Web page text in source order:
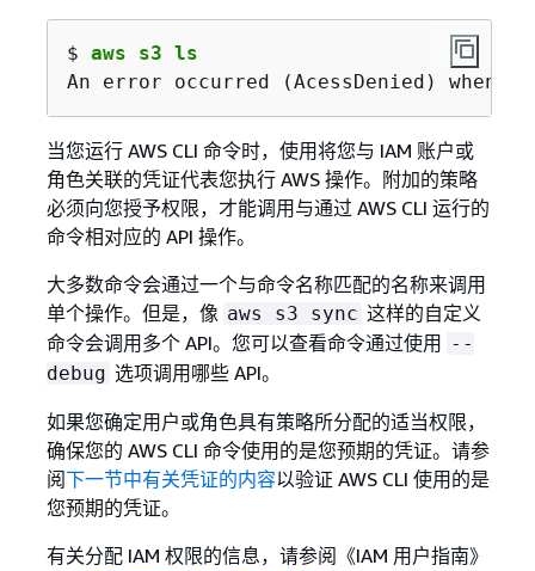
$ aws s3 ls
An error occurred (AcessDenied) when
当您运行 AWS CLI 命令时，使用将您与 IAM 账户或
角色关联的凭证代表您执行 AWS 操作。附加的策略
必须向您授予权限，才能调用与通过 AWS CLI 运行的
命令相对应的 API 操作。
大多数命令会通过一个与命令名称匹配的名称来调用
单个操作。但是，像 aws s3 sync 这样的自定义
命令会调用多个 API。您可以查看命令通过使用
--
debug 选项调用哪些 API。
如果您确定用户或角色具有策略所分配的适当权限，
确保您的 AWS CLI 命令使用的是您预期的凭证。请参
阅下一节中有关凭证的内容以验证 AWS CLI 使用的是
您预期的凭证。
有关分配 IAM 权限的信息，请参阅《IAM 用户指南》